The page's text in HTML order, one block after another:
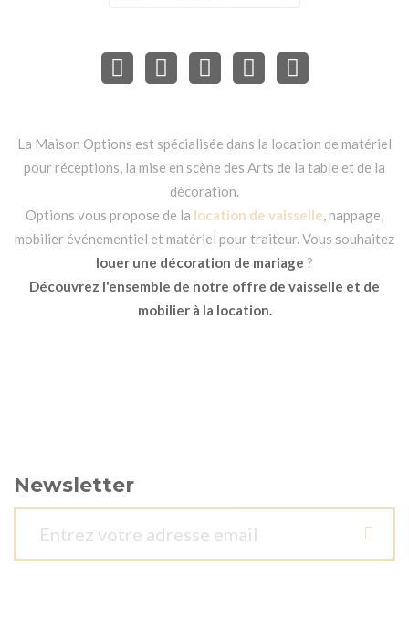
La Maison Options est spécialisée dans la location de matériel
pour réceptions, la mise en scène des Arts de la table et de la
décoration.
Options vous propose de la location de vaisselle, nappage,
mobilier événementiel et matériel pour traiteur. Vous souhaitez
louer une décoration de mariage ?
Découvrez l'ensemble de notre offre de vaisselle et de
mobilier à la location.
Newsletter